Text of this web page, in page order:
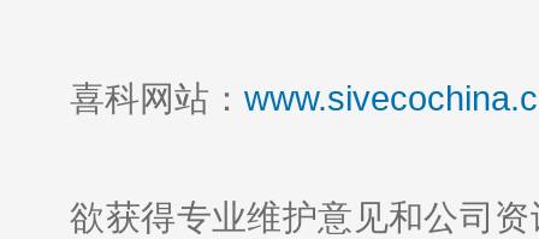
喜科网站：
欲获得专业维护意见和公司资